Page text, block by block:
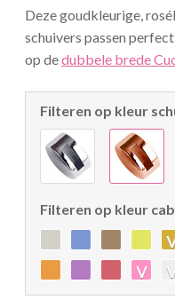
Deze goudkleurige,
schuivers passen
op dedubbele brede
Filteren op kleur
Filteren op kleur
v